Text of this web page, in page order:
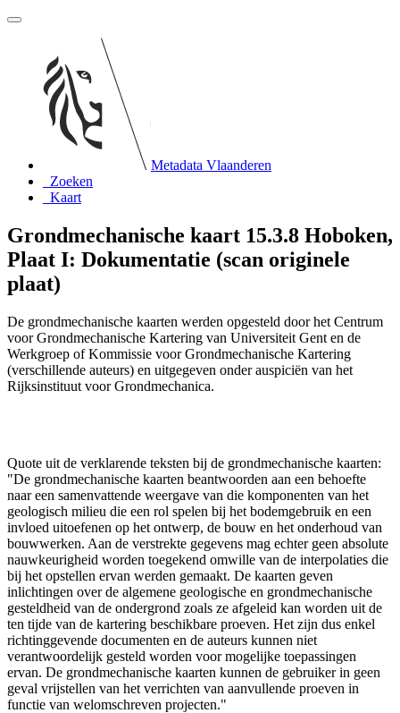
Metadata Vlaanderen
Zoeken
Kaart
Grondmechanische kaart 15.3.8 Hoboken,
Plaat I: Dokumentatie (scan originele
plaat)
De grondmechanische kaarten werden opgesteld door het Centrum
voor Grondmechanische Kartering van Universiteit Gent en de
Werkgroep of Kommissie voor Grondmechanische Kartering
(verschillende auteurs) en uitgegeven onder auspiciën van het
Rijksinstituut voor Grondmechanica.
Quote uit de verklarende teksten bij de grondmechanische kaarten:
"De grondmechanische kaarten beantwoorden aan een behoefte
naar een samenvattende weergave van die komponenten van het
geologisch milieu die een rol spelen bij het bodemgebruik en een
invloed uitoefenen op het ontwerp, de bouw en het onderhoud van
bouwwerken. Aan de verstrekte gegevens mag echter geen absolute
nauwkeurigheid worden toegekend omwille van de interpolaties die
bij het opstellen ervan werden gemaakt. De kaarten geven
inlichtingen over de algemene geologische en grondmechanische
gesteldheid van de ondergrond zoals ze afgeleid kan worden uit de
ten tijde van de kartering beschikbare proeven. Het zijn dus enkel
richtinggevende documenten en de auteurs kunnen niet
verantwoordelijk gesteld worden voor mogelijke toepassingen
ervan. De grondmechanische kaarten kunnen de gebruiker in geen
geval vrijstellen van het verrichten van aanvullende proeven in
functie van welomschreven projecten."